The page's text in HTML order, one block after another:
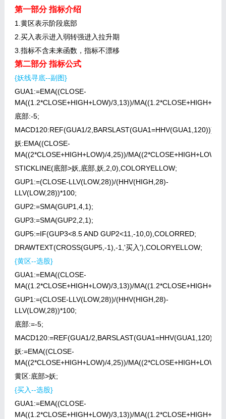
第一部分 指标介绍
1.黄区表示阶段底部
2.买入表示进入弱转强进入拉升期
3.指标不含未来函数，指标不漂移
第二部分 指标公式
{妖线寻底--副图}
GUA1:=EMA((CLOSE-
MA((1.2*CLOSE+HIGH+LOW)/3,13))/
底部:-5;
MACD120:REF(GUA1/
妖:EMA((CLOSE-
MA((2*CLOSE+HIGH+LOW)/4,25))/MA((2*CLOSE+HIGH+LOW)/
STICKLINE(底部>妖,底部,妖,2,0),COLORYELLOW;
GUP1:=(CLOSE-LLV(LOW,28))/(HHV(HIGH,28)-
LLV(LOW,28))*100;
GUP2:=SMA(GUP1,4,1);
GUP3:=SMA(GUP2,2,1);
GUP5:=IF(GUP3<8.5 AND GUP2<11,-10,0),COLORRED;
DRAWTEXT(CROSS(GUP5,-1),-1,'买入'),COLORYELLOW;
{黄区--选股}
GUA1:=EMA((CLOSE-
MA((1.2*CLOSE+HIGH+LOW)/3,13))/
GUP1:=(CLOSE-LLV(LOW,28))/(HHV(HIGH,28)-
LLV(LOW,28))*100;
底部:=-5;
MACD120:=REF(GUA1/
妖:=EMA((CLOSE-
MA((2*CLOSE+HIGH+LOW)/4,25))/MA((2*CLOSE+HIGH+LOW)/
黄区:底部>妖;
{买入--选股}
GUA1:=EMA((CLOSE-
MA((1.2*CLOSE+HIGH+LOW)/3,13))/